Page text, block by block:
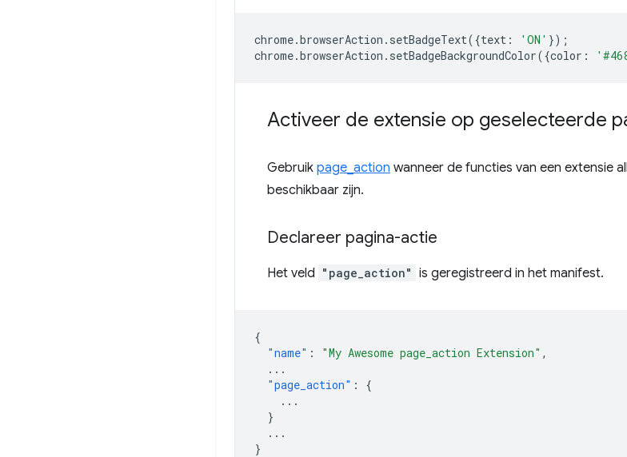
chrome.browserAction . setBadgeText({text : 'ON' });
chrome.browserAction . setBadgeBackgroundColor({color :
Activeer de extensie op geselecteerde
Gebruik page_action wanneer de functies van een extensie
beschikbaar zijn.
Declareer pagina-actie
Het veld "page_action" is geregistreerd in het manifest.
{
"name" : "My Awesome page_action Extension" ,
...
"page_action" :
{
...
}
...
}